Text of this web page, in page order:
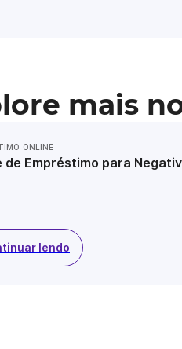
mais
ONLINE
de Empréstimo para
lendo